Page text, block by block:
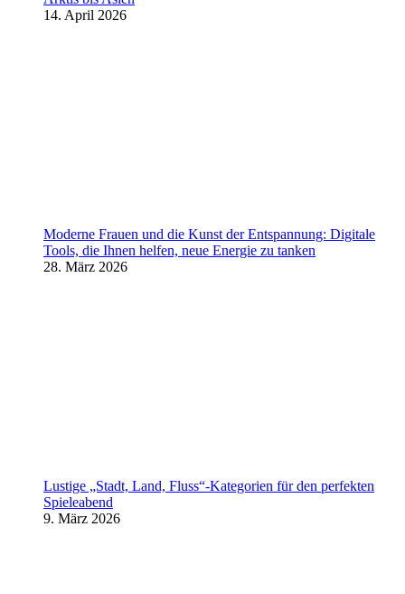
14. April 2026
Moderne Frauen und die Kunst der Entspannung: Digitale
Tools, die Ihnen helfen, neue Energie zu tanken
28. März 2026
Lustige „Stadt, Land, Fluss“-Kategorien für den perfekten
Spieleabend
9. März 2026